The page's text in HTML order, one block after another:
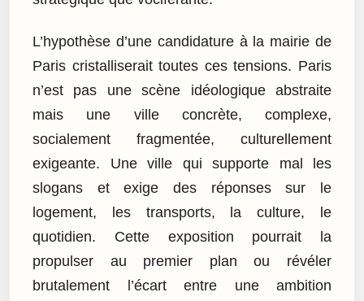
L’hypothèse d’une candidature à la mairie de
Paris cristalliserait toutes ces tensions. Paris
n’est pas une scène idéologique abstraite
mais une ville concrète, complexe,
socialement fragmentée, culturellement
exigeante. Une ville qui supporte mal les
slogans et exige des réponses sur le
logement, les transports, la culture, le
quotidien. Cette exposition pourrait la
propulser au premier plan ou révéler
brutalement l’écart entre une ambition